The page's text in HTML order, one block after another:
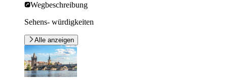
Wegbeschreibung
Sehens- würdigkeiten
Alle anzeigen